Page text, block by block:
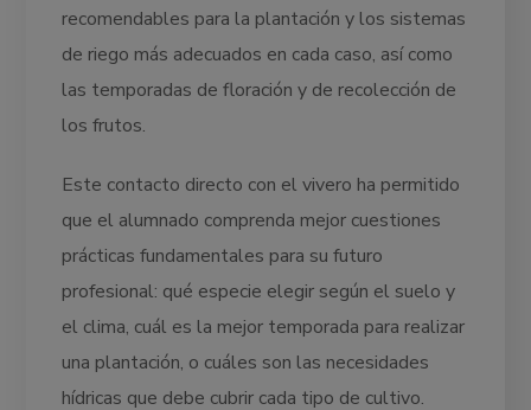
recomendables para la plantación y los sistemas
de riego más adecuados en cada caso, así como
las temporadas de floración y de recolección de
los frutos.
Este contacto directo con el vivero ha permitido
que el alumnado comprenda mejor cuestiones
prácticas fundamentales para su futuro
profesional: qué especie elegir según el suelo y
el clima, cuál es la mejor temporada para realizar
una plantación, o cuáles son las necesidades
hídricas que debe cubrir cada tipo de cultivo.